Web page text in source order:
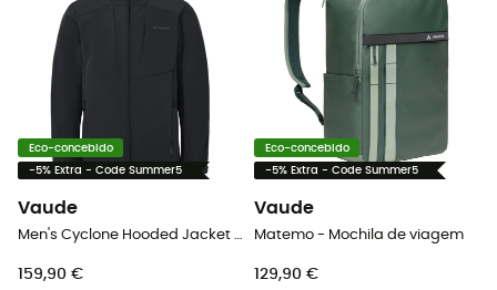
Eco-concebido
-5% Extra - Code Summer5
Vaude
Men's Cyclone Hooded Jacket II - Casaco softshell homem
159,90 €
Eco-concebido
-5% Extra - Code Summer5
Vaude
Matemo - Mochila de viagem
129,90 €